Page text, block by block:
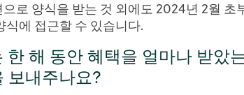
로 양식을 받는 것 외에도 2024년 2월 초
에 접근할 수 있습니다.
한 해 동안 혜택을 얼마나 받았
보내주나요?